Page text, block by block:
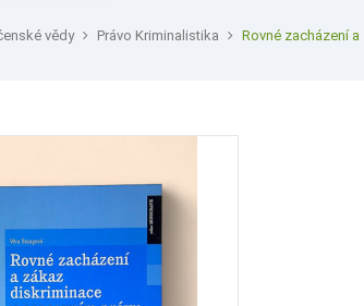
vědy Právo Kriminalistika Rovné zacházení